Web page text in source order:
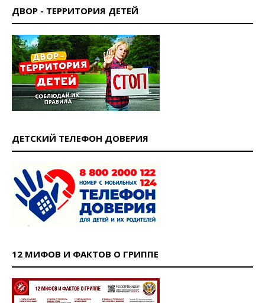
ДВОР - ТЕРРИТОРИЯ ДЕТЕЙ
ДЕТСКИЙ ТЕЛЕФОН ДОВЕРИЯ
12 МИФОВ И ФАКТОВ О ГРИППЕ